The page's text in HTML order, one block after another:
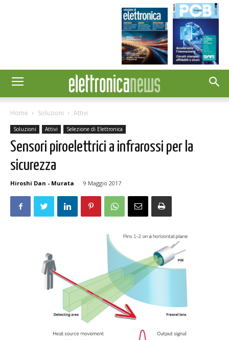
Home Soluzioni Attivi
Soluzioni Attivi Selezione di Elettronica
Sensori piroelettrici a infrarossi per la
sicurezza
Hiroshi Dan - Murata - 9 Maggio 2017